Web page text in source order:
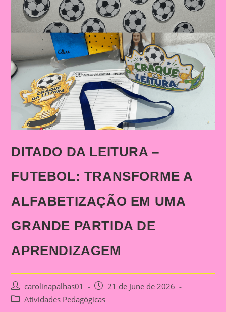
DITADO DA LEITURA –
FUTEBOL: TRANSFORME A
ALFABETIZAÇÃO EM UMA
GRANDE PARTIDA DE
APRENDIZAGEM
Post
author:
carolinapalhas01
Post
published:
21 de June de 2026
PostAtividades Pedagógicas